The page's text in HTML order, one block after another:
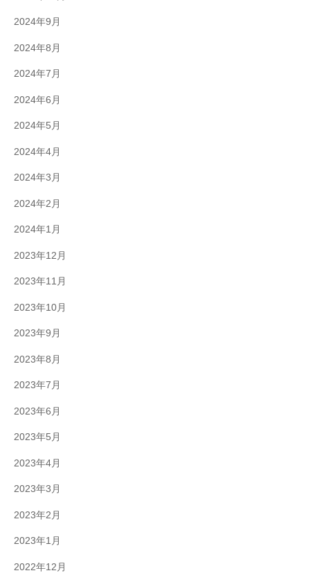
2024年9月
2024年8月
2024年7月
2024年6月
2024年5月
2024年4月
2024年3月
2024年2月
2024年1月
2023年12月
2023年11月
2023年10月
2023年9月
2023年8月
2023年7月
2023年6月
2023年5月
2023年4月
2023年3月
2023年2月
2023年1月
2022年12月